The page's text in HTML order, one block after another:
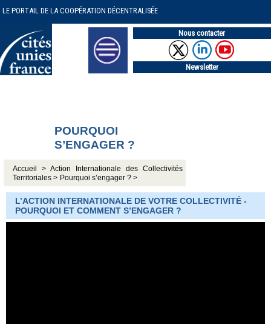
LE PORTAIL DE LA COOPÉRATION DÉCENTRALISÉE
Nous contacter
Newsletter
POURQUOI
S’ENGAGER ?
Accueil >Action Internationale des Collectivités
Territoriales > Pourquoi s’engager ? >
L’ACTION INTERNATIONALE DE VOTRE COLLECTIVITÉ -
POURQUOI ET COMMENT S’ENGAGER ?